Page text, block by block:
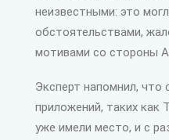
неизвестными: это
обстоятельствами,
мотивами со стороны
Эксперт напомнил, что
приложений, таких как
уже имели место, и с